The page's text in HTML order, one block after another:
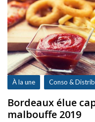
À la une Conso & Distrib
Bordeaux élue
malbouffe 2019